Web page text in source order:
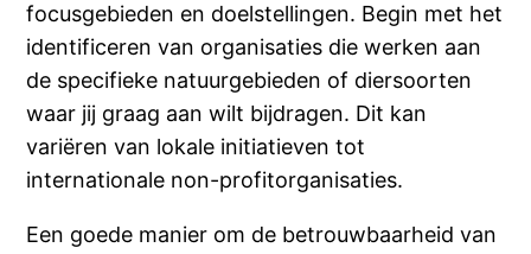
focusgebieden en doelstellingen. Begin met het
identificeren van organisaties die werken aan
de specifieke natuurgebieden of diersoorten
waar jij graag aan wilt bijdragen. Dit kan
variëren van lokale initiatieven tot
internationale non-profitorganisaties.
Een goede manier om de betrouwbaarheid van